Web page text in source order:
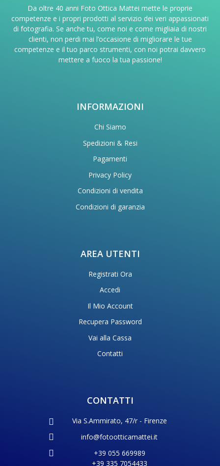
Da oltre 40 anni Foto Ottica Mattei mette le proprie
competenze e i propri prodotti al servizio dei veri appassionati
di fotografia. Se anche tu, come noi e come migliaia di nostri
clienti, non perdi mai l’occasione di migliorare le tue
competenze e il tuo parco strumenti, con noi potrai davvero
mettere a fuoco la tua passione!
INFORMAZIONI
Chi Siamo
Spedizioni & Resi
Pagamenti
Privacy Policy
Condizioni di vendita
Condizioni di garanzia
AREA UTENTI
Registrati Ora
Accedi
Il Mio Account
Recupera Password
Vai alla Cassa
Contatti
CONTATTI
Via S.Ammirato, 47/r - Firenze
info@fotootticamattei.it
+39 055 669989
+39 335 7054433